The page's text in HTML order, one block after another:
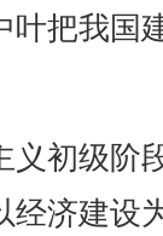
叶把我国
初级阶
经济建设